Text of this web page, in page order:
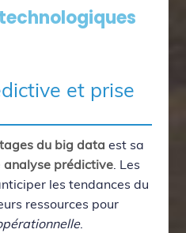
et prise
du big data est sa
analyse prédictive. Les
les tendances du
ressources pour
.